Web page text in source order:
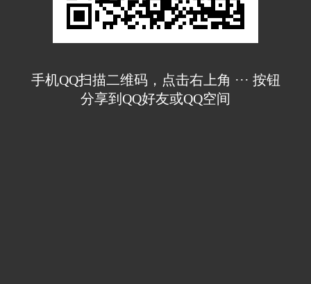
手机QQ扫描二维码，点击右上角 ··· 按钮
分享到QQ好友或QQ空间